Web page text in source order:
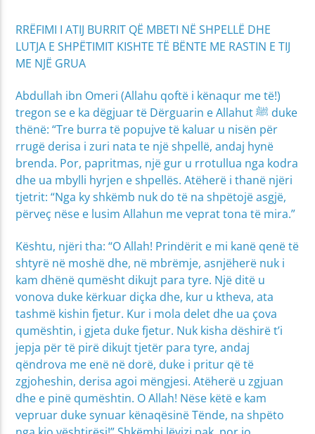
RRËFIMI I ATIJ BURRIT QË MBETI NË SHPELLË DHE
LUTJA E SHPËTIMIT KISHTE TË BËNTE ME RASTIN E TIJ
ME NJË GRUA
Abdullah ibn Omeri (Allahu qoftë i kënaqur me të!)
tregon se e ka dëgjuar të Dërguarin e Allahut ﷺ duke
thënë: “Tre burra të popujve të kaluar u nisën për
rrugë derisa i zuri nata te një shpellë, andaj hynë
brenda. Por, papritmas, një gur u rrotullua nga kodra
dhe ua mbylli hyrjen e shpellës. Atëherë i thanë njëri
tjetrit: “Nga ky shkëmb nuk do të na shpëtojë asgjë,
përveç nëse e lusim Allahun me veprat tona të mira.”
Kështu, njëri tha: “O Allah! Prindërit e mi kanë qenë të
shtyrë në moshë dhe, në mbrëmje, asnjëherë nuk i
kam dhënë qumësht dikujt para tyre. Një ditë u
vonova duke kërkuar diçka dhe, kur u ktheva, ata
tashmë kishin fjetur. Kur i mola delet dhe ua çova
qumështin, i gjeta duke fjetur. Nuk kisha dëshirë t’i
jepja për të pirë dikujt tjetër para tyre, andaj
qëndrova me enë në dorë, duke i pritur që të
zgjoheshin, derisa agoi mëngjesi. Atëherë u zgjuan
dhe e pinë qumështin. O Allah! Nëse këtë e kam
vepruar duke synuar kënaqësinë Tënde, na shpëto